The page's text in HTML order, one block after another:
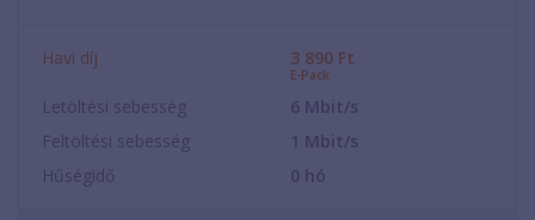
Havi díj 3 890 Ft
E-Pack
Letöltési sebesség 6 Mbit/s
Feltöltési sebesség
1 Mbit/s
Hűségidő
0 hó